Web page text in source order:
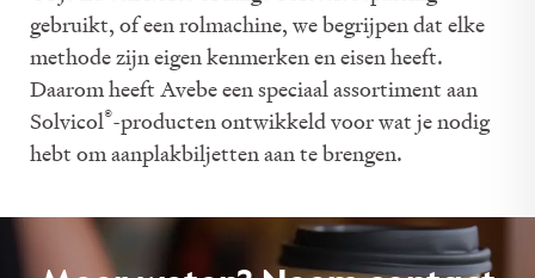
gebruikt, of een rolmachine, we begrijpen dat elke
methode zijn eigen kenmerken en eisen heeft.
Daarom heeft Avebe een speciaal assortiment aan
Solvicol®-producten ontwikkeld voor wat je nodig
hebt om aanplakbiljetten aan te brengen.